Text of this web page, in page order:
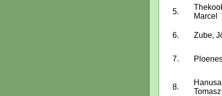
5.
Marcel
6. Zube,
7.
8.
Tomasz